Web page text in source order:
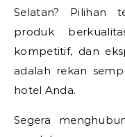
Selatan? Pilihan
produk
kompetitif, dan
adalah rekan
hotel Anda.
Segera